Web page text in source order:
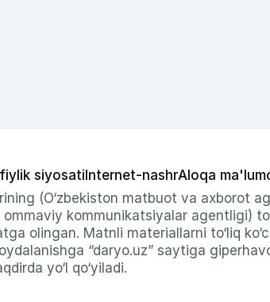
siyosati Internet-nashrAloqa
(O‘zbekiston matbuot va axborot
kommunikatsiyalar agentligi)
olingan. Matnli materiallarni to‘liq
“daryo.uz” saytiga
yo‘l qo‘yiladi.